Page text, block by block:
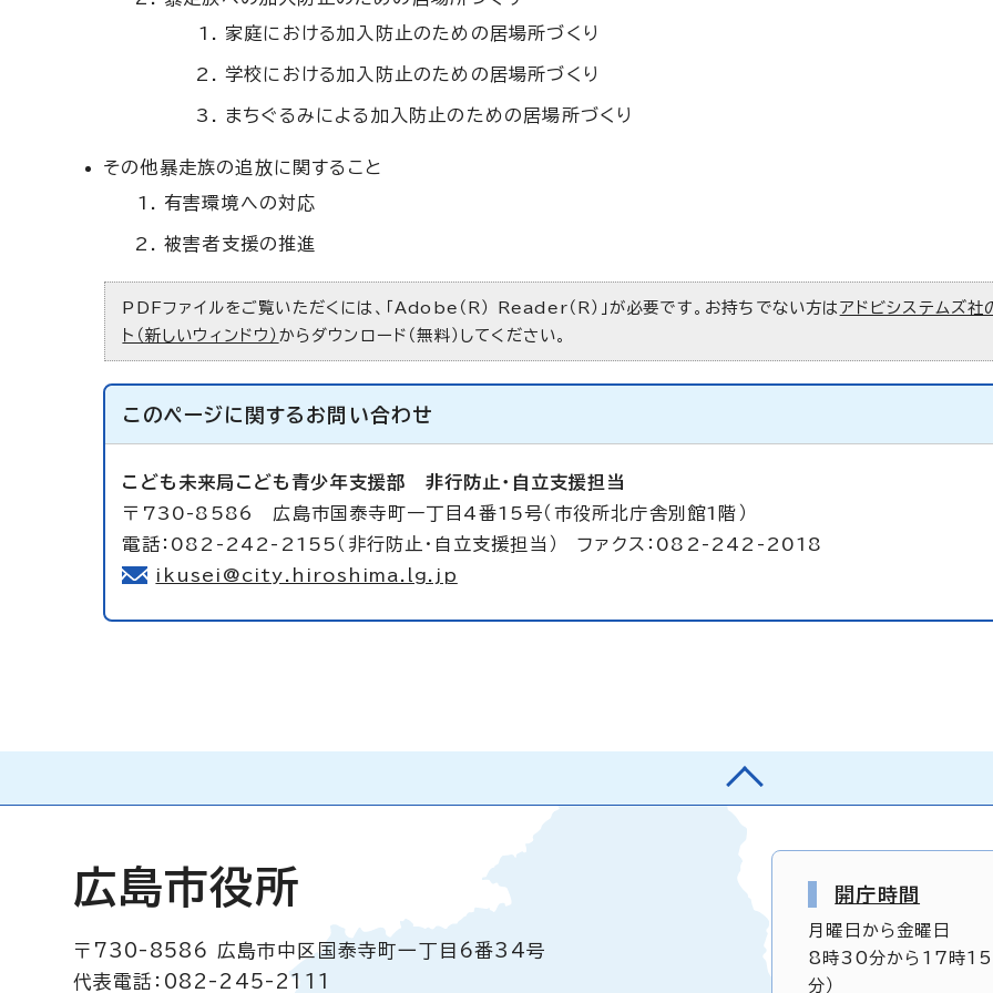
家庭における加入防止のための居場所づくり
学校における加入防止のための居場所づくり
まちぐるみによる加入防止のための居場所づくり
その他暴走族の追放に関すること
有害環境への対応
被害者支援の推進
PDFファイルをご覧いただくには、「Adobe（R） Reader（R）」が必要です。お持ちでない方は アドビシステムズ社
ト（新しいウィンドウ） からダウンロード（無料）してください。
このページに関する お問い合わせ
こども未来局こども青少年支援部 非行防止・自立支援担当
〒730-8586 広島市国泰寺町一丁目4番15号（市役所北庁舎別館1階）
電話：082-242-2155（非行防止・自立支援担当） ファクス：082-242-2018
ikusei@city.hiroshima.lg.jp
広島市役所
〒730-8586
広島市中区国泰寺町一丁目6番34号
代表電話：082-245-2111
開庁時間
月曜日から金曜日
8時30分から17時15
分）